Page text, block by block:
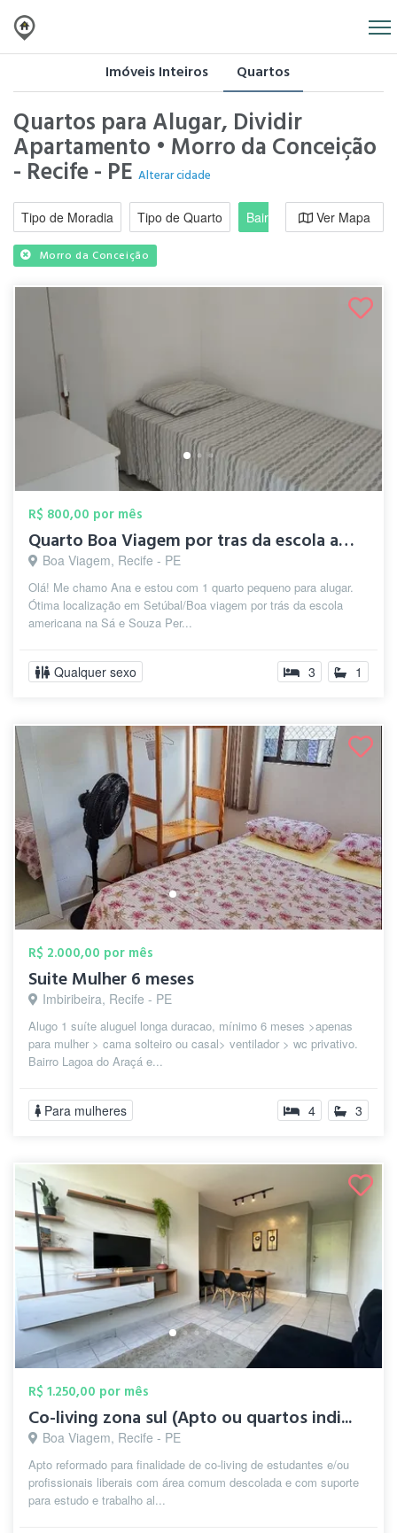
Imóveis Inteiros Quartos
Quartos para Alugar, Dividir
Apartamento • Morro da Conceição
- Recife - PE Alterar cidade
Tipo de Moradia Tipo de Quarto Bairro / RegiãoVer Mapa
Morro da Conceição
R$ 800,00 por mês
Quarto Boa Viagem por tras da escola ame...
Boa Viagem, Recife - PE
Olá! Me chamo Ana e estou com 1 quarto pequeno para alugar.
Ótima localização em Setúbal/Boa viagem por trás da escola
americana na Sá e Souza Per...
Qualquer sexo 3 1
R$ 2.000,00 por mês
Suite Mulher 6 meses
Imbiribeira, Recife - PE
Alugo 1 suíte aluguel longa duracao, mínimo 6 meses >apenas
para mulher > cama solteiro ou casal> ventilador > wc privativo.
Bairro Lagoa do Araçá e...
Para mulheres 4 3
R$ 1.250,00 por mês
Co-living zona sul (Apto ou quartos indi...
Boa Viagem, Recife - PE
Apto reformado para finalidade de co-living de estudantes e/ou
profissionais liberais com área comum descolada e com suporte
para estudo e trabalho al...